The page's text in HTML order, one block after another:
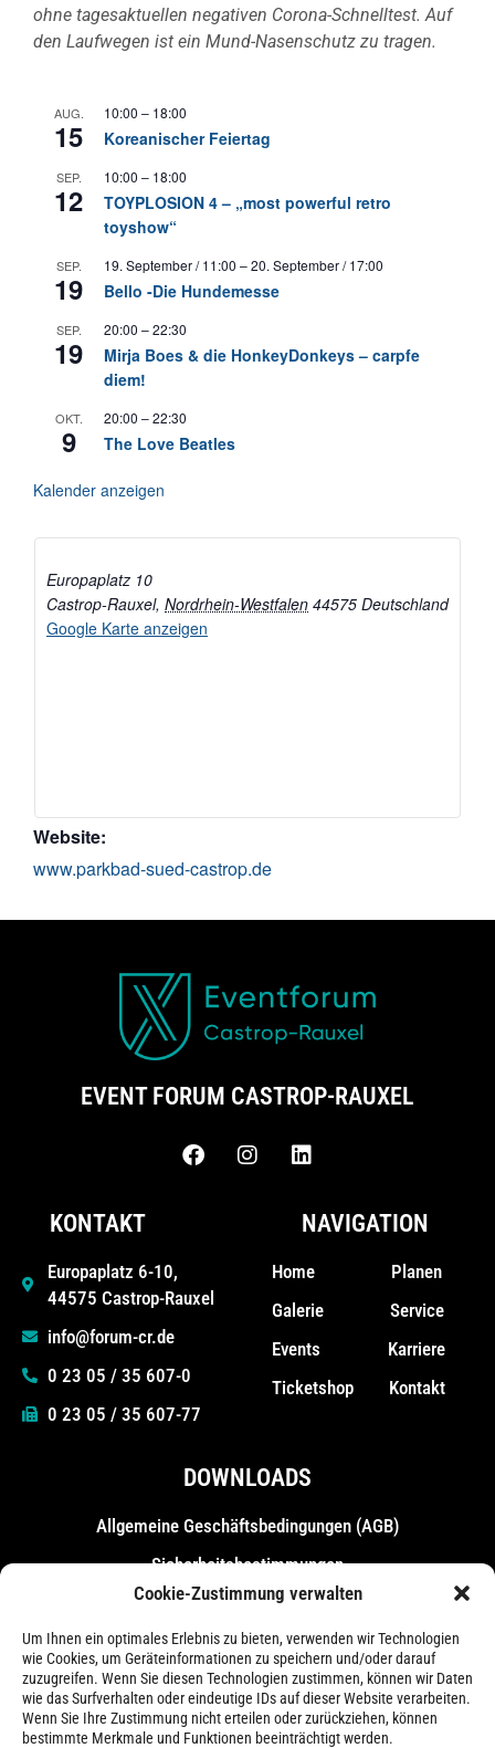
Cookie-Zustimmung verwalten
Um Ihnen ein optimales Erlebnis zu bieten, verwenden wir Technologien
wie Cookies, um Geräteinformationen zu speichern und/oder darauf
zuzugreifen. Wenn Sie diesen Technologien zustimmen, können wir Daten
wie das Surfverhalten oder eindeutige IDs auf dieser Website verarbeiten.
Wenn Sie Ihre Zustimmung nicht erteilen oder zurückziehen, können
bestimmte Merkmale und Funktionen beeinträchtigt werden.
ohne tagesaktuellen negativen Corona-Schnelltest. Auf
den Laufwegen ist ein Mund-Nasenschutz zu tragen.
AUG.
15
10:00 – 18:00
Koreanischer Feiertag
SEP.
12
10:00 – 18:00
TOYPLOSION 4 – „most powerful retro
toyshow“
SEP.
19
19. September / 11:00 –20. September / 17:00
Bello -Die Hundemesse
SEP.
19
20:00 –22:30
Mirja Boes & die HonkeyDonkeys – carpfe
diem!
OKT.
9
20:00 –22:30
The Love Beatles
Kalender anzeigen
Europaplatz 10
Castrop-Rauxel, Nordrhein-Westfalen 44575 Deutschland
Google Karte anzeigen
Website:
www.parkbad-sued-castrop.de
EVENT FORUM CASTROP-RAUXEL
KONTAKT
Europaplatz 6-10,
44575 Castrop-Rauxel
info@forum-cr.de
0 23 05 / 35 607-0
0 23 05 / 35 607-77
NAVIGATION
Home
Galerie
Events
Ticketshop
Planen
Service
Karriere
Kontakt
DOWNLOADS
Allgemeine Geschäfts­bedingungen (AGB)
Sicherheitsbestimmungen
Messebestimmungen